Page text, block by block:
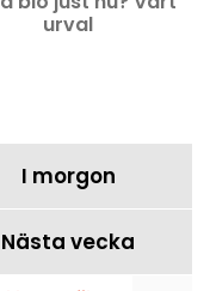
urval
I morgon
Nästa vecka